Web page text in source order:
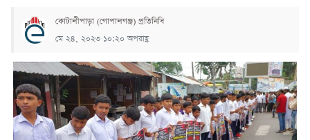
কোটালীপাড়া (গোপালগঞ্জ) প্রতিনিধি
মে ২৪, ২০২৩ ১০:২০ অপরাহ্ণ